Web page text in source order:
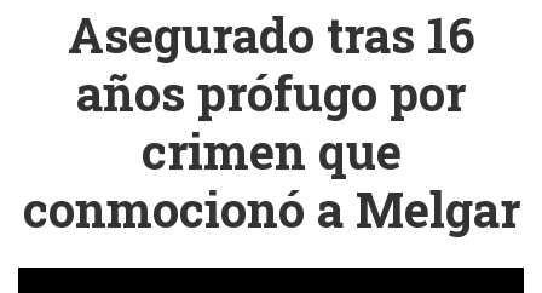
Asegurado tras 16
años prófugo por
crimen que
conmocionó a Melgar